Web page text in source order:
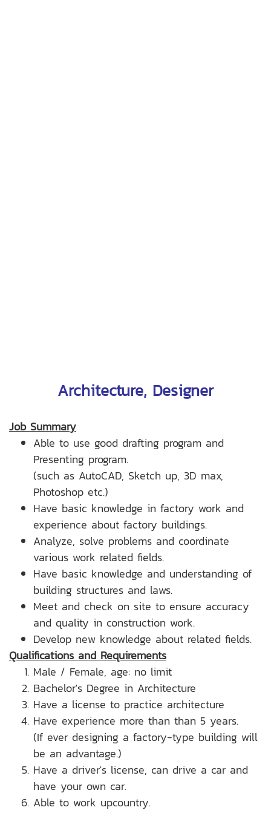
Architecture, Designer
Job Summary
Able to use good drafting program and
Presenting program.
(such as AutoCAD, Sketch up, 3D max,
Photoshop etc.)
Have basic knowledge in factory work and
experience about factory buildings.
Analyze, solve problems and coordinate
various work related fields.
Have basic knowledge and understanding of
building structures and laws.
Meet and check on site to ensure accuracy
and quality in construction work.
Develop new knowledge about related fields.
Qualifications and Requirements
Male / Female, age: no limit
Bachelor's Degree in Architecture
Have a license to practice architecture
Have experience more than than 5 years.
(If ever designing a factory-type building will
be an advantage.)
Have a driver's license, can drive a car and
have your own car.
Able to work upcountry.